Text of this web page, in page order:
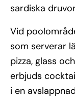
sardiska
Vid
som serverar
pizza, glass
erbjuds
i en